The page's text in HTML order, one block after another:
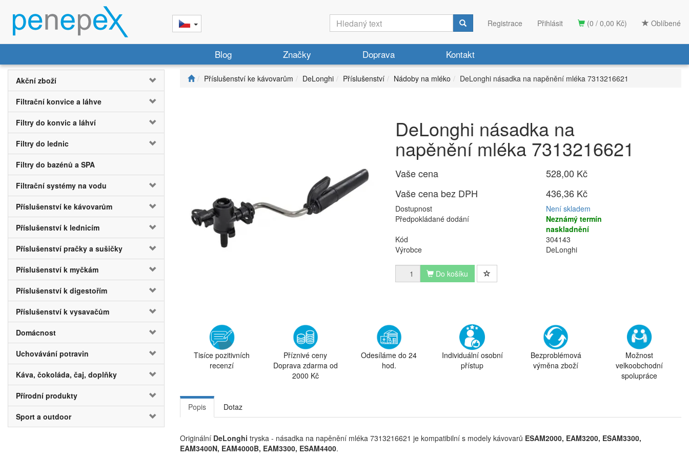
(0 / 0,00 Kč) Oblíbené
Registrace Přihlásit
Blog Značky Doprava Kontakt
Akční zboží
Filtrační konvice a láhve
Filtry do konvic a láhví
Filtry do lednic
Filtry do bazénů a SPA
Filtrační systémy na vodu
Příslušenství ke kávovarům
Příslušenství k lednicím
Příslušenství pračky a sušičky
Příslušenství k myčkám
Příslušenství k digestořím
Příslušenství k vysavačům
Domácnost
Uchovávání potravin
Káva, čokoláda, čaj, doplňky
Přírodní produkty
Sport a outdoor
Příslušenství ke kávovarům DeLonghi Příslušenství Nádoby na mléko DeLonghi násadka na napěnění mléka 7313216621
DeLonghi násadka na
napěnění mléka 7313216621
Vaše cena
528,00 Kč
Vaše cena bez DPH
436,36 Kč
Dostupnost
Není skladem
Předpokládané dodání
Neznámý termín
naskladnění
Kód
304143
Výrobce
DeLonghi
Do košíku
Tisíce pozitivních
recenzí
Příznivé ceny
Doprava zdarma od
2000 Kč
Odesíláme do 24
hod.
Individuální osobní
přístup
Bezproblémová
výměna zboží
Možnost
velkoobchodní
spolupráce
Popis Dotaz
Originální DeLonghi tryska - násadka na napěnění mléka 7313216621 je kompatibilní s modely kávovarů ESAM2000, EAM3200, ESAM3300,
EAM3400N, EAM4000B, EAM3300, ESAM4400.